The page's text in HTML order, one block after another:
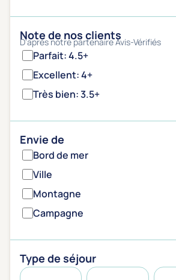
Note de nos clients
D'après notre partenaire Avis-Vérifiés
Parfait: 4.5+
Excellent: 4+
Très bien: 3.5+
Envie de
Bord de mer
Ville
Montagne
Campagne
Type de séjour